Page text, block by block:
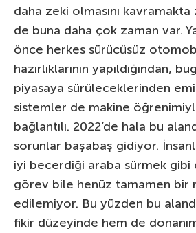
daha zeki olmasını
de buna daha çok zaman var.
önce herkes sürücüsüz
hazırlıklarının yapıldığından,
piyasaya sürüleceklerinden
sistemler de makine
bağlantılı. 2022’de hala bu
sorunlar başabaş gidiyor.
iyi becerdiği araba sürmek gibi
görev bile henüz tamamen bir
edilemiyor. Bu yüzden bu
fikir düzeyinde hem de